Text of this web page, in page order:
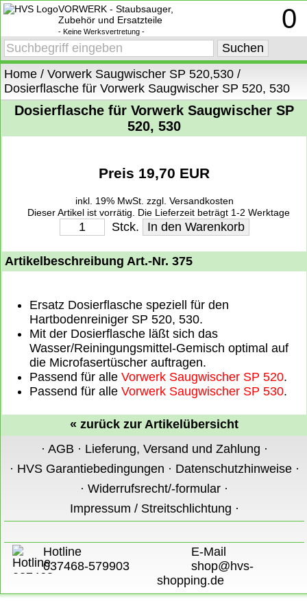
0
VORWERK - Staubsauger,
Zubehör und Ersatzteile
- Keine Werksvertretung -
Home / Vorwerk Saugwischer SP 520,530 /
Dosierflasche für Vorwerk Saugwischer SP 520, 530
Dosierflasche für Vorwerk Saugwischer SP
520, 530
Preis 19,70 EUR
inkl. 19% MwSt. zzgl. Versandkosten
Dieser Artikel ist vorrätig. Die Lieferzeit beträgt 1-2 Werktage
deutschlandweit. Weitere Informationen zu den Lieferzeiten finden Sie
unterLieferung, Versand und Zahlung.
Stck.
Artikelbeschreibung Art.-Nr. 375
Ersatz Dosierflasche speziell für den
Hartbodenreiniger SP 520, 530.
Mit der Dosierflasche läßt sich das
Wasser/Reiningungsmittel-Gemisch optimal auf
die Microfasertüscher auftragen.
Passend für alle Vorwerk Saugwischer SP 520.
Passend für alle Vorwerk Saugwischer SP 530.
« zurück zur Artikelübersicht
· AGB · Lieferung, Versand und Zahlung ·
· HVS Garantiebedingungen · Datenschutzhinweise·
· Widerrufsrecht/-formular ·
Impressum / Streitschlichtung ·
Hotline
037468-579903
E-Mail
shop@hvs-
shopping.de